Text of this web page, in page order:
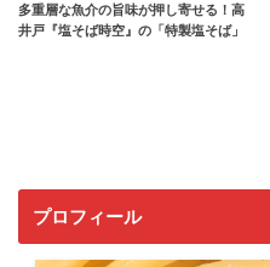
多重層な魚介の旨味が押し寄せる！高
井戸『塩そば時空』の「特製塩そば」
プロフィール